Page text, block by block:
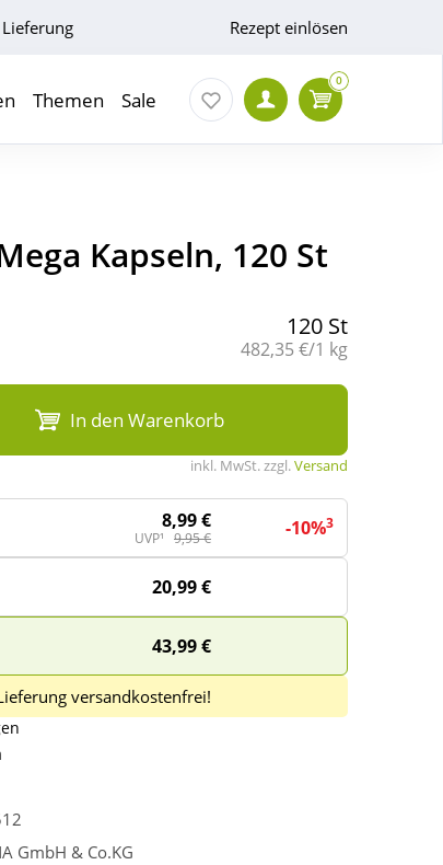
Rezept einlösen
Themen Sale
0
Kapseln, 120 St
120 St
Grundpreis:
482,35 €/1 kg
In den Warenkorb
inkl. MwSt. zzgl.Versand
8,99 €
UVP¹ 9,95 € -10%3
20,99 €
43,99 €
versandkostenfrei!
GmbH & Co.KG